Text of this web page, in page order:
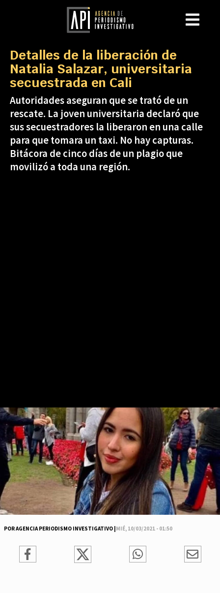
Detalles de la liberación de
Natalia Salazar, universitaria
secuestrada en Cali
Autoridades aseguran que se trató de un
rescate. La joven universitaria declaró que
sus secuestradores la liberaron en una calle
para que tomara un taxi. No hay capturas.
Bitácora de cinco días de un plagio que
movilizó a toda una región.
POR AGENCIA PERIODISMO INVESTIGATIVO | MIÉ, 10/03/2021 - 01:50